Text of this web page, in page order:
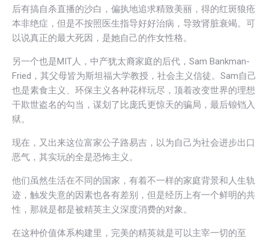
后有搞自杀直播的沙白，偏执地追求精致美丽，得的红斑狼疮
本非绝症，但是不按照医生指导好好治病，导致肾脏衰竭。可
以说真正的最大死因，是她自己的作女性格。
另一个也是MIT人，中产犹太裔家庭的后代，Sam Bankman-
Fried，其父母皆为斯坦福大学教授，社会主义信徒。Sam自己
也是素食主义、环保主义各种花样玩尽，顶着改变世界的理想
干欺世盗名的勾当，谋划了比庞氏更惊天的骗局，最后锒铛入
狱。
现在，又出来这位富家公子路易吉，以为自己为社会进步出口
恶气，其实玩的全是恐怖主义。
他们虽然生活在不同的国家，有着不一样的家庭背景和人生轨
迹，触发失意的因素也各有差别，但是经历上有一个鲜明的共
性，那就是都是被精英主义深度消费的对象。
在这种价值体系构建里，完美的精英就是可以主宰一切的至